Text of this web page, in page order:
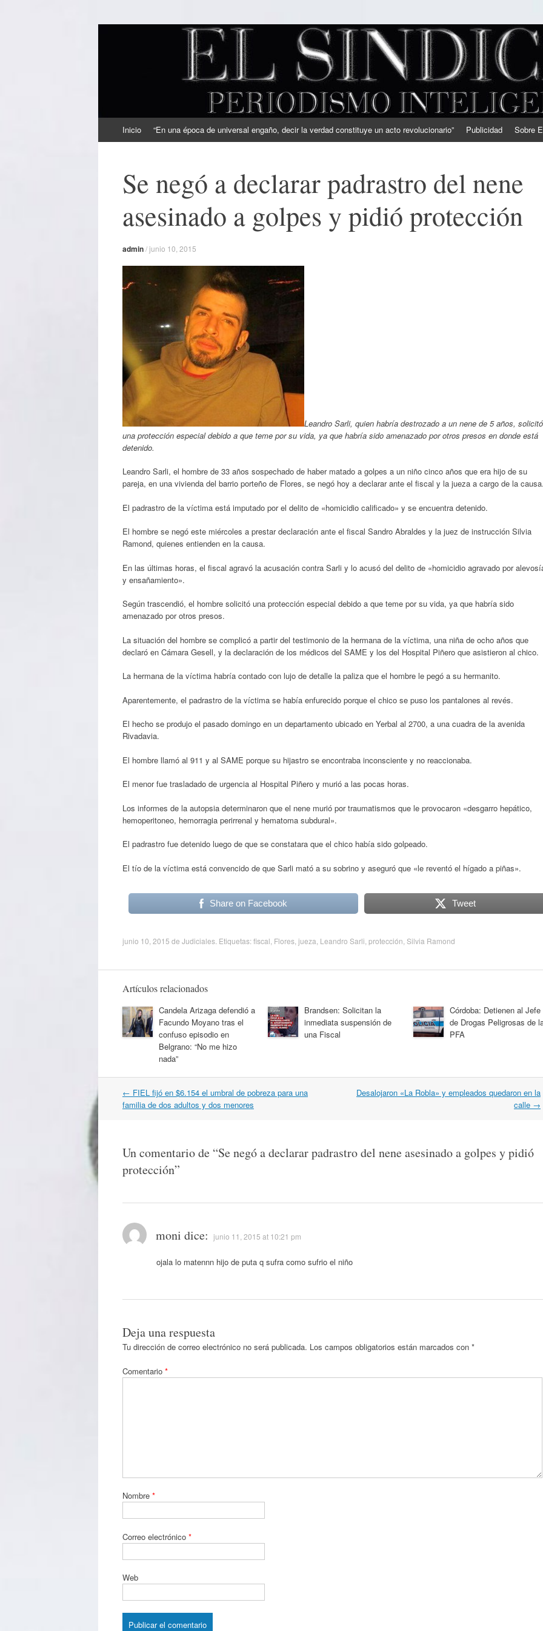
EL SINDICAL
Periodismo Inteligente
al
Inicio “En una época de universal engaño, decir la verdad constituye un acto revolucionario” Publicidad Sobre
Se negó a declarar padrastro del nene
asesinado a golpes y pidió protección
admin/junio 10, 2015
Leandro Sarli, quien habría destrozado a un nene de 5 años, solicitó
una protección especial debido a que teme por su vida, ya que habría sido amenazado por otros presos en donde está
detenido.
Leandro Sarli, el hombre de 33 años sospechado de haber matado a golpes a un niño cinco años que era hijo de su
pareja, en una vivienda del barrio porteño de Flores, se negó hoy a declarar ante el fiscal y la jueza a cargo de la
El padrastro de la víctima está imputado por el delito de «homicidio calificado» y se encuentra detenido.
El hombre se negó este miércoles a prestar declaración ante el fiscal Sandro Abraldes y la juez de instrucción Silvia
Ramond, quienes entienden en la causa.
En las últimas horas, el fiscal agravó la acusación contra Sarli y lo acusó del delito de «homicidio agravado por
y ensañamiento».
Según trascendió, el hombre solicitó una protección especial debido a que teme por su vida, ya que habría sido
amenazado por otros presos.
La situación del hombre se complicó a partir del testimonio de la hermana de la víctima, una niña de ocho años que
declaró en Cámara Gesell, y la declaración de los médicos del SAME y los del Hospital Piñero que asistieron al chico.
La hermana de la víctima habría contado con lujo de detalle la paliza que el hombre le pegó a su hermanito.
Aparentemente, el padrastro de la víctima se había enfurecido porque el chico se puso los pantalones al revés.
El hecho se produjo el pasado domingo en un departamento ubicado en Yerbal al 2700, a una cuadra de la avenida
Rivadavia.
El hombre llamó al 911 y al SAME porque su hijastro se encontraba inconsciente y no reaccionaba.
El menor fue trasladado de urgencia al Hospital Piñero y murió a las pocas horas.
Los informes de la autopsia determinaron que el nene murió por traumatismos que le provocaron «desgarro hepático,
hemoperitoneo, hemorragia perirrenal y hematoma subdural».
El padrastro fue detenido luego de que se constatara que el chico había sido golpeado.
El tío de la víctima está convencido de que Sarli mató a su sobrino y aseguró que «le reventó el hígado a piñas».
Share on Facebook Tweet
junio 10, 2015 de Judiciales . Etiquetas:fiscal Flores jueza Leandro Sarli protección Silvia Ramond
Artículos relacionados
Candela Arizaga defendió a
Facundo Moyano tras el
confuso episodio en
Belgrano: “No me hizo
nada”
Brandsen: Solicitan la
inmediata suspensión de
una Fiscal
Córdoba: Detienen al Jefe
de Drogas Peligrosas de
PFA
Navegación
por
← FIEL fijó en $6.154 el umbral de pobreza para una
familia de dos adultos y dos menores
Desalojaron «La Robla» y empleados quedaron en la
calle →
Un comentario de “Se negó a declarar padrastro del nene asesinado a golpes y pidió
protección”
moni dice: junio 11, 2015 at 10:21 pm
ojala lo matennn hijo de puta q sufra como sufrio el niño
Deja una respuesta
Tu dirección de correo electrónico no será publicada. Los campos obligatorios están marcados con *
Comentario *
Nombre *
Correo electrónico *
Web